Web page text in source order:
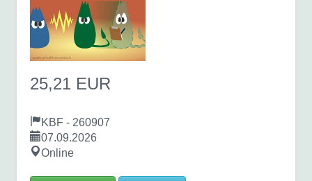
25,21 EUR
KBF - 260907
07.09.2026
Online